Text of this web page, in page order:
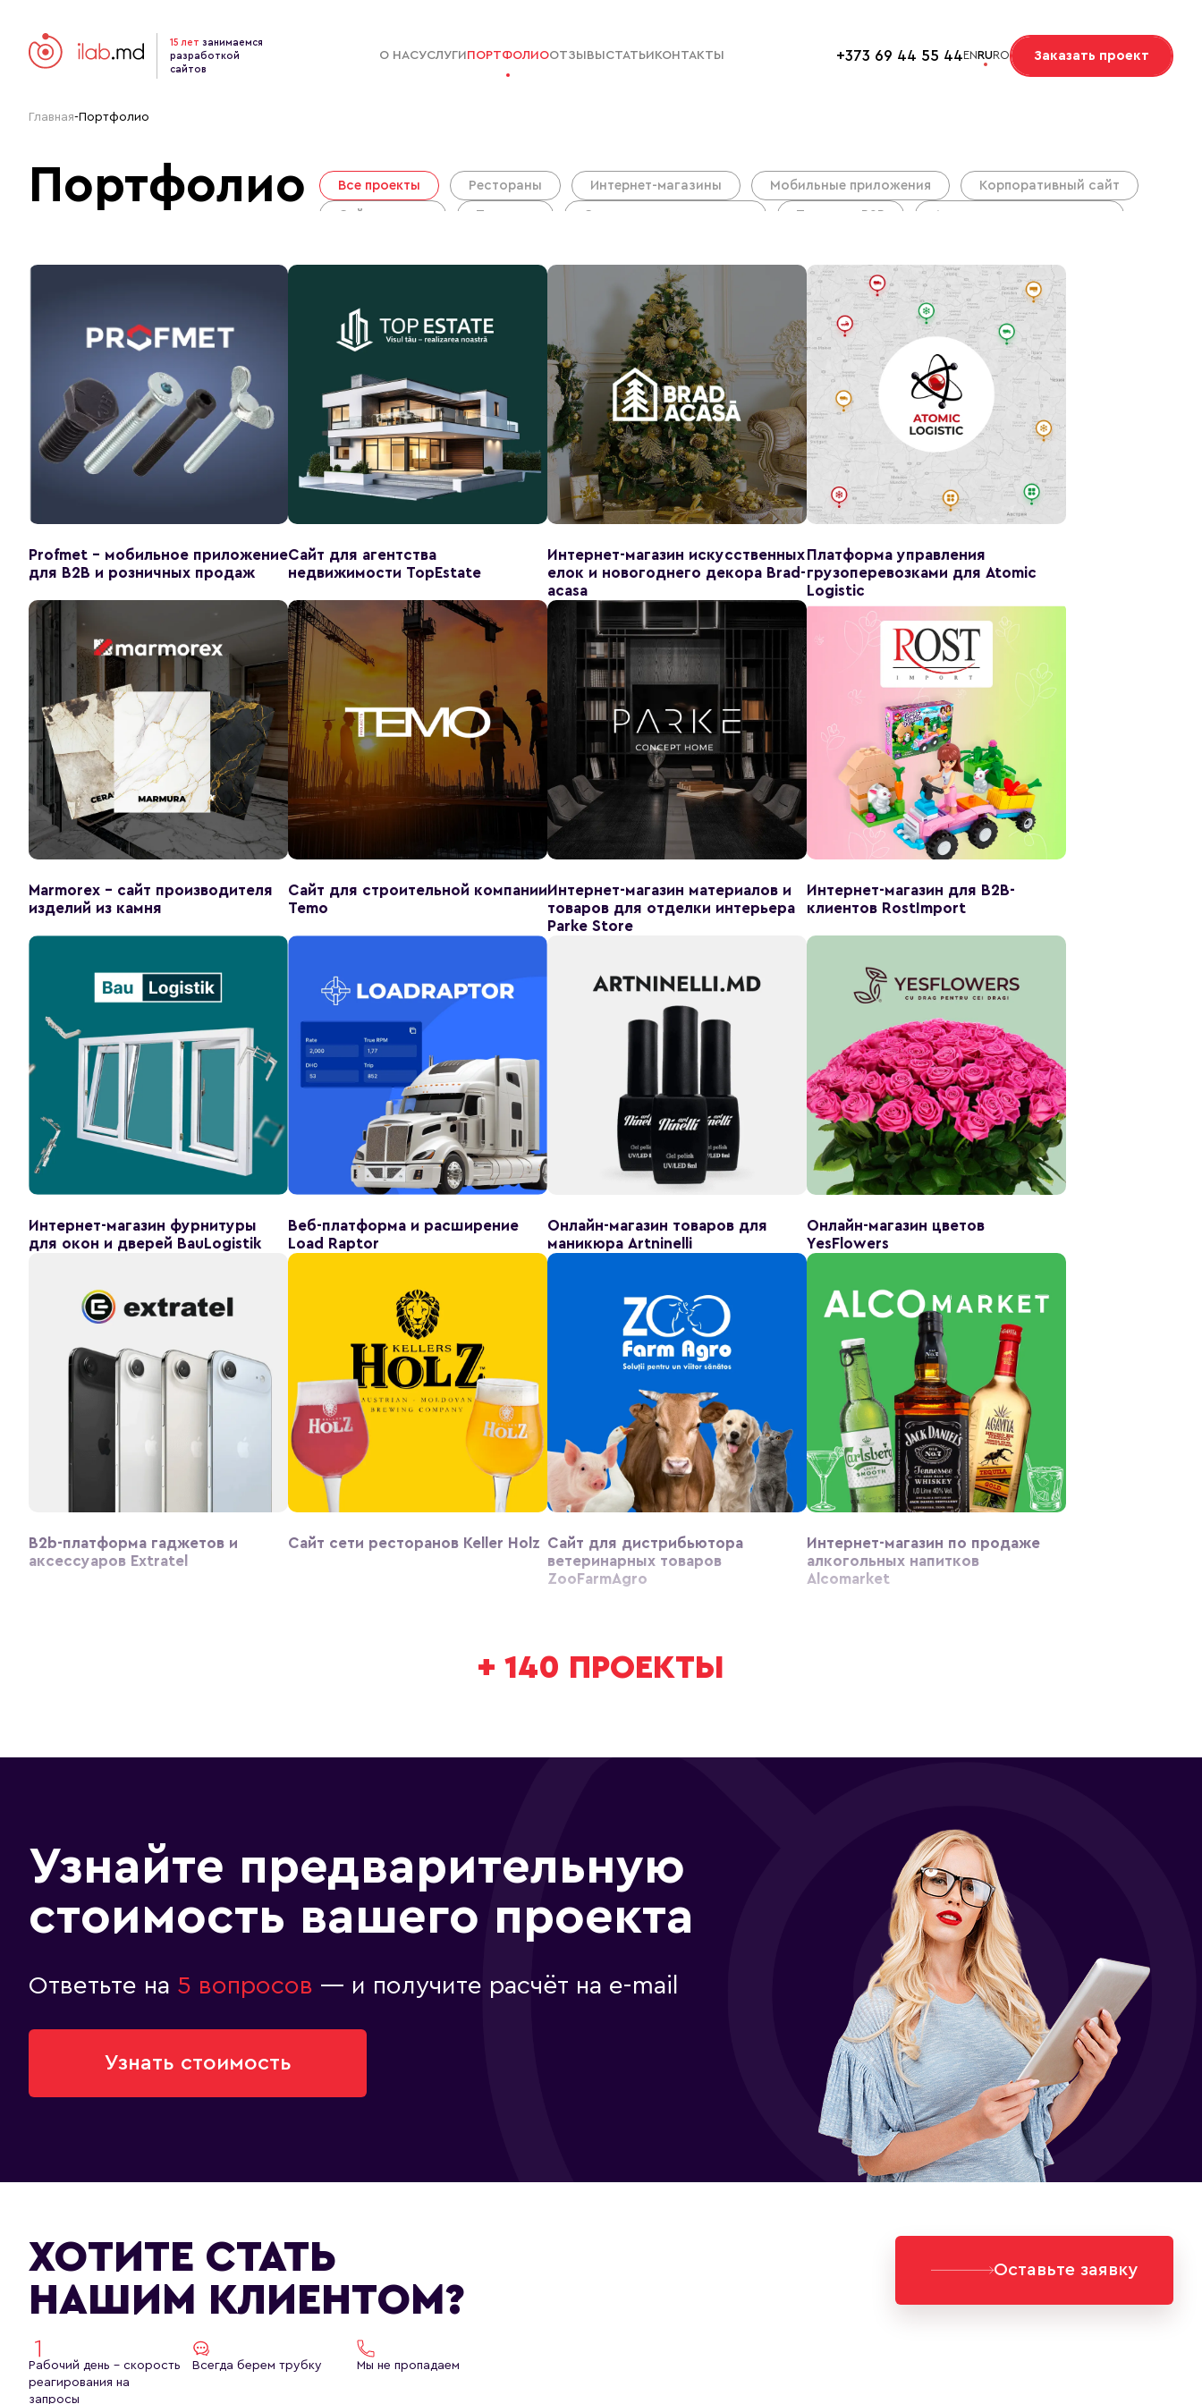
15 лет занимаемся
разработкой
сайтов
О НАСУСЛУГИПОРТФОЛИООТЗЫВЫСТАТЬИКОНТАКТЫ +373 69 44 55 44ENRURO Заказать проект
Главная- Портфолио
Портфолио Все проекты Рестораны Интернет-магазины Мобильные приложения Корпоративный сайт
Сайт визитка Порталы Строительные компании Продажи B2B Агентство недвижимости
Profmet - мобильное приложение
для B2B и розничных продаж
Сайт для агентства
недвижимости TopEstate
Интернет-магазин искусственных
елок и новогоднего декора Brad-
acasa
Платформа управления
грузоперевозками для Atomic
Logistic
Marmorex - сайт производителя
изделий из камня
Сайт для строительной компании
Temo
Интернет-магазин материалов и
товаров для отделки интерьера
Parke Store
Интернет-магазин для B2B-
клиентов RostImport
Интернет-магазин фурнитуры
для окон и дверей BauLogistik
Веб-платформа и расширение
Load Raptor
Онлайн-магазин товаров для
маникюра Artninelli
Онлайн-магазин цветов
YesFlowers
B2b-платформа гаджетов и
аксессуаров Extratel
Сайт сети ресторанов Keller Holz Сайт для дистрибьютора
ветеринарных товаров
ZooFarmAgro
Интернет-магазин по продаже
алкогольных напитков
Alcomarket
+ 140 ПРОЕКТЫ
Узнайте предварительную
стоимость вашего проекта
Ответьте на 5 вопросов — и получите расчёт на e-mail
Узнать стоимость
ХОТИТЕ СТАТЬ
НАШИМ КЛИЕНТОМ?
Рабочий день - скорость
реагирования на
запросы
Всегда берем трубку Мы не пропадаем
Оставьте заявку